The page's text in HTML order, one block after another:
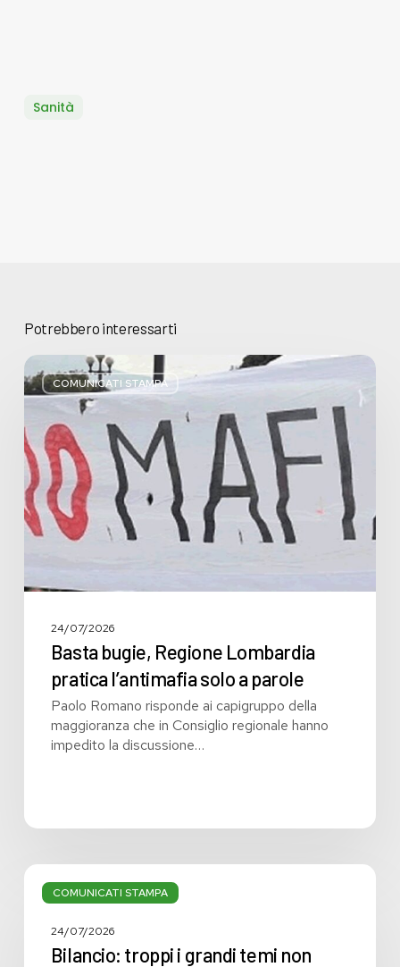
Sanità
Potrebbero interessarti
COMUNICATI STAMPA
Basta
bugie,
Regione
Lombardia
pratica
l’antimafia
solo
a
parole
24/07/2026
Basta bugie, Regione Lombardia
pratica l’antimafia solo a parole
Paolo Romano risponde ai capigruppo della
maggioranza che in Consiglio regionale hanno
impedito la discussione…
COMUNICATI STAMPA
Bilancio:
troppi
grandi24/07/2026
Bilancio: troppi i grandi temi non